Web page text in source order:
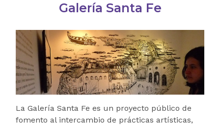
Galería Santa Fe
La Galería Santa Fe es un proyecto público de
fomento al intercambio de prácticas artísticas,